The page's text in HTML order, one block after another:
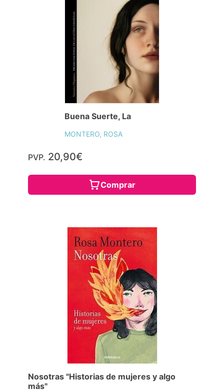
Buena Suerte, La
MONTERO, ROSA
PVP. 20,90€
Comprar
Nosotras "Historias de mujeres y algo
más"